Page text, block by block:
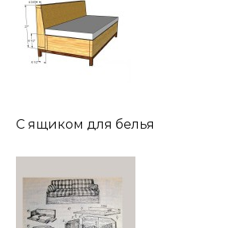
С ящиком для белья